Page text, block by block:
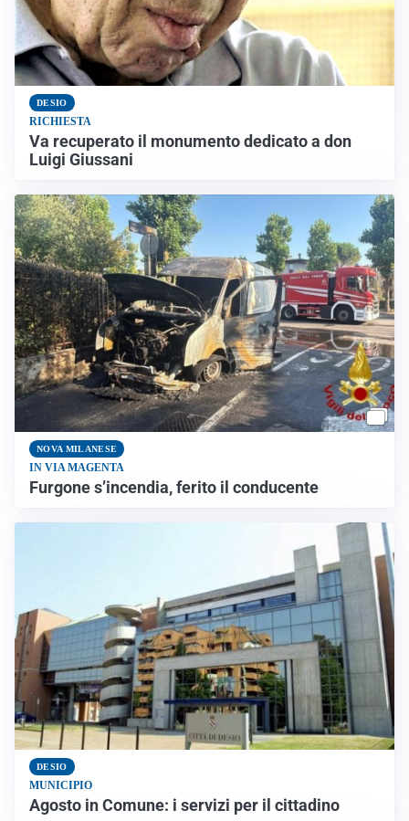
DESIO
RICHIESTA
Va recuperato il monumento dedicato a don
Luigi Giussani
NOVA MILANESE
IN VIA MAGENTA
Furgone s’incendia, ferito il conducente
DESIO
MUNICIPIO
Agosto in Comune: i servizi per il cittadino